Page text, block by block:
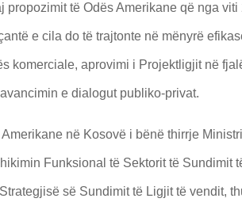
propozimit të Odës Amerikane që nga viti
e cila do të trajtonte në mënyrë
komerciale, aprovimi i Projektligjit në
e dialogut publiko-privat.
në Kosovë i bënë thirrje
Funksional të Sektorit të Sundimit
së Sundimit të Ligjit të vendit,